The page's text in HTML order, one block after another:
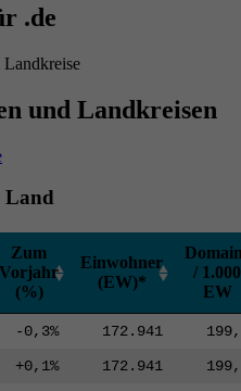
.de
und Landkreisen
Land
Zum
Vorjahr
(%)
Einwohner
(EW)*
/ 1.000
EW
-0,3% 172.941
+0,1% 172.941